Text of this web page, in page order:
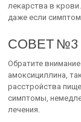
лекарства в
даже если
СОВЕТ №3
Обратите
амоксициллина,
расстройства
симптомы,
лечения.